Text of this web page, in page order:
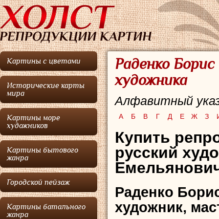
Картины с цветами
Исторические карты
мира
Картины море
художников
Картины бытового
жанра
Городской пейзаж
Картины батального
жанра
Раденко
художника
Алфавитный
А Б В Г Д Е Ж З
Купить
русский
Раденко
художник,